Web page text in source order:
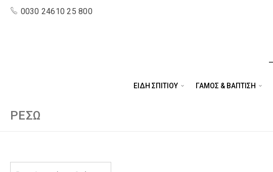
0030 24610 25 800
ΕΙΔΗ ΣΠΙΤΙΟΥ ΓΑΜΟΣ & ΒΑΠΤΙΣΗ
ΡΕΣΏ